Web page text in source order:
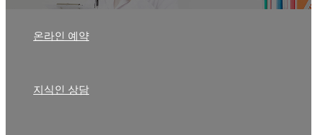
온라인 예약
지식인 상담